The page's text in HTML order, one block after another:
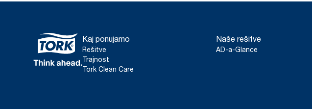
Kaj ponujamo
Rešitve
Trajnost
Tork Clean Care
Naše rešitve
AD-a-Glance